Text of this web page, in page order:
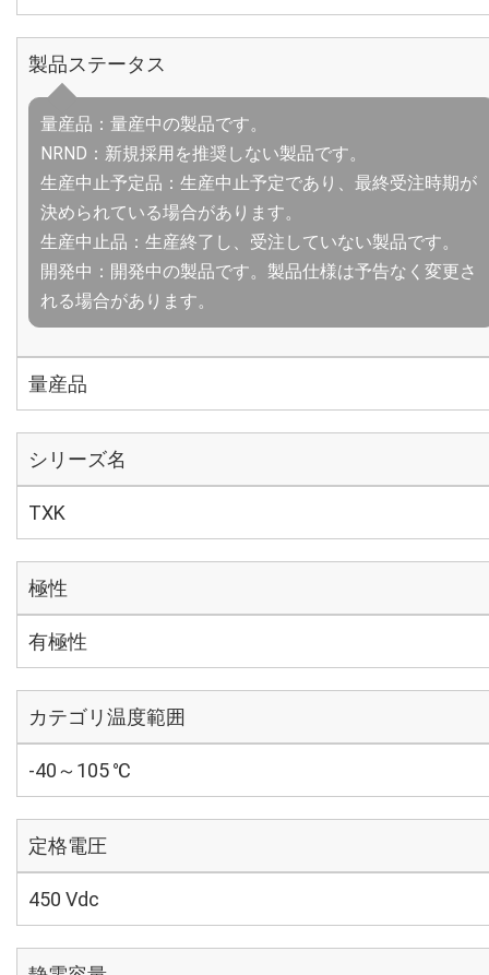
製品ステータス
量産品：量産中の製品です。
NRND：新規採用を推奨しない製品です。
生産中止予定品：生産中止予定であり、最終受注時期が
決められている場合があります。
生産中止品：生産終了し、受注していない製品です。
開発中：開発中の製品です。製品仕様は予告なく変更さ
れる場合があります。
量産品
シリーズ名
TXK
極性
有極性
カテゴリ温度範囲
-40～105 ℃
定格電圧
450 Vdc